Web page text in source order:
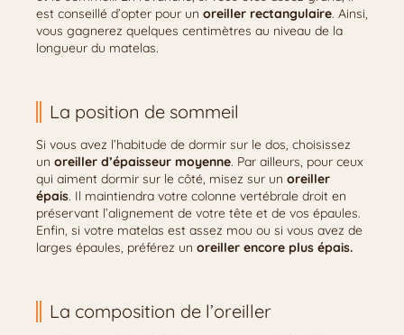
est conseillé d’opter pour un oreiller rectangulaire. Ainsi,
vous gagnerez quelques centimètres au niveau de la
longueur du matelas.
La position de sommeil
Si vous avez l’habitude de dormir sur le dos, choisissez
un oreiller d’épaisseur moyenne. Par ailleurs, pour ceux
qui aiment dormir sur le côté, misez sur un oreiller
épais. Il maintiendra votre colonne vertébrale droit en
préservant l’alignement de votre tête et de vos épaules.
Enfin, si votre matelas est assez mou ou si vous avez de
larges épaules, préférez un oreiller encore plus épais.
La composition de l’oreiller